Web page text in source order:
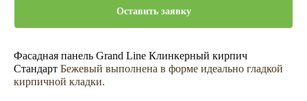
Оставить заявку
Фасадная панель Grand Line Клинкерный кирпич
Стандарт Бежевый выполнена в форме идеально гладкой
кирпичной кладки.